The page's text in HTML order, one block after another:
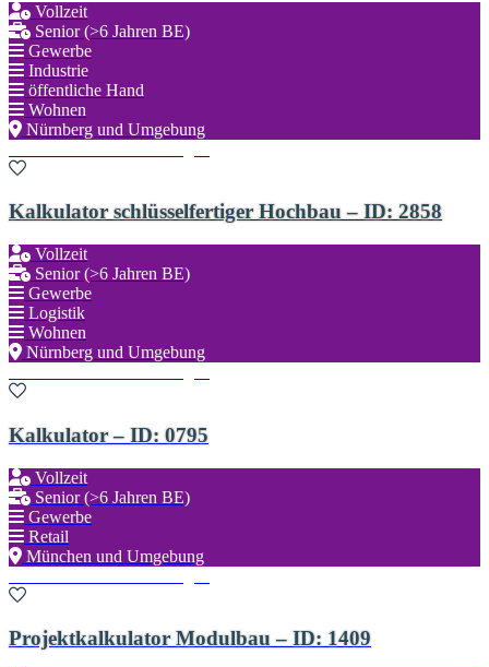
Vollzeit
Senior (>6 Jahren BE)
Gewerbe
Industrie
öffentliche Hand
Wohnen
Nürnberg und Umgebung
Kalkulator schlüsselfertiger Hochbau – ID: 2858
Vollzeit
Senior (>6 Jahren BE)
Gewerbe
Logistik
Wohnen
Nürnberg und Umgebung
Kalkulator – ID: 0795
Vollzeit
Senior (>6 Jahren BE)
Gewerbe
Retail
München und Umgebung
Projektkalkulator Modulbau – ID: 1409